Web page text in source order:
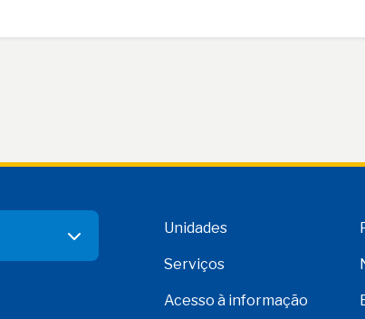
Unidades
Serviços
Acesso à informação